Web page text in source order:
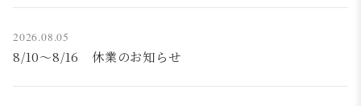
2026.08.05
8/10～8/16 休業のお知らせ